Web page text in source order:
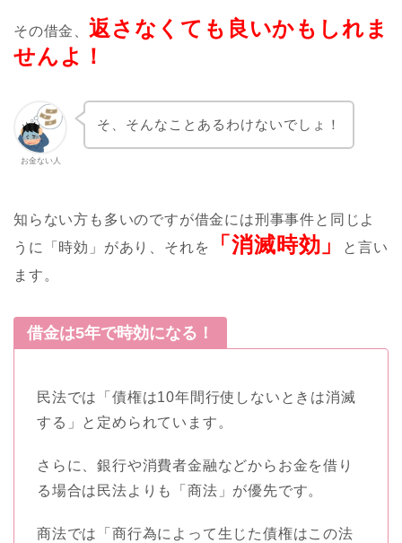
その借金、 返さなくても良いかもしれま
せんよ！
お金ない人
そ、そんなことあるわけないでしょ！
知らない方も多いのですが借金には刑事事件と同じよ
うに「時効」があり、それを
「消滅時効」
と言い
ます。
借金は5年で時効になる！
民法では「債権は10年間行使しないときは消滅
する」と定められています。
さらに、銀行や消費者金融などからお金を借り
る場合は民法よりも「商法」が優先です。
商法では「商行為によって生じた債権はこの法